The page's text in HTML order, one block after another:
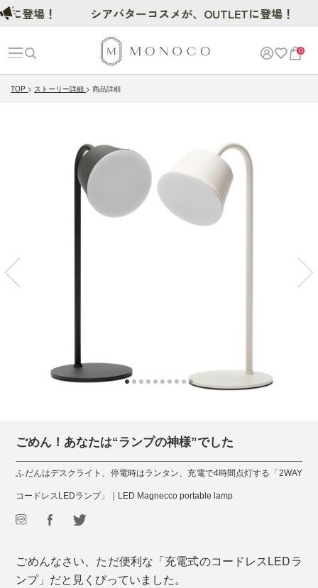
0
TOP ストーリー詳細 商品詳細
ごめん！あなたは“ランプの神様”でした
ふだんはデスクライト、停電時はランタン、充電で4時間点灯する「2WAY
コードレスLEDランプ」｜LED Magnecco portable lamp
ごめんなさい、ただ便利な「充電式のコードレスLEDラ
ンプ」だと見くびっていました。
場！ シアバターコスメが、OUTLETに登場！